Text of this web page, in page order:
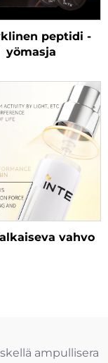
peptidi -
yömasja
vahvo
ampullisera